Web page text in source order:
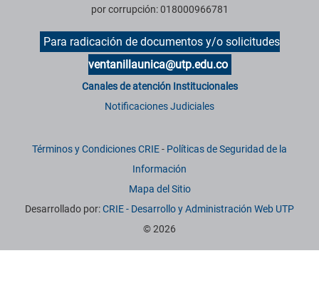
por corrupción: 018000966781
Para radicación de documentos y/o solicitudes
ventanillaunica@utp.edu.co
Canales de atención Institucionales
Notificaciones Judiciales
Términos y Condiciones CRIE- Políticas de Seguridad de la
Información
Mapa del Sitio
Desarrollado por:CRIE - Desarrollo y Administración Web UTP
© 2026